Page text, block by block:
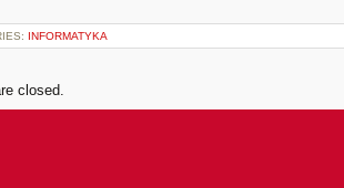
INFORMATYKA
closed.